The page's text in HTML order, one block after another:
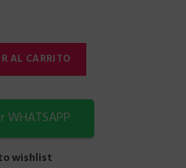
AL CARRITO
WHATSAPP
wishlist